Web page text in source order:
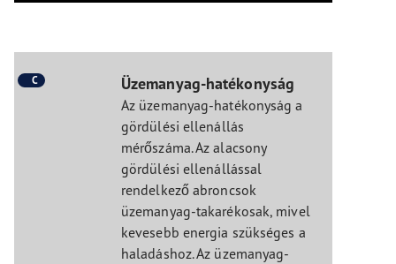
C Üzemanyag-hatékonyság
Az üzemanyag-hatékonyság a
gördülési ellenállás
mérőszáma. Az alacsony
gördülési ellenállással
rendelkező abroncsok
üzemanyag-takarékosak, mivel
kevesebb energia szükséges a
haladáshoz. Az üzemanyag-